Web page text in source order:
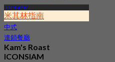
ICONSIAM
米其林指南
中式
連鎖餐廳
Kam's Roast
ICONSIAM